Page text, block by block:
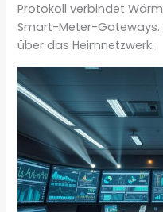
Protokoll verbindet
Smart-Meter-
über das Heimnetzwerk.